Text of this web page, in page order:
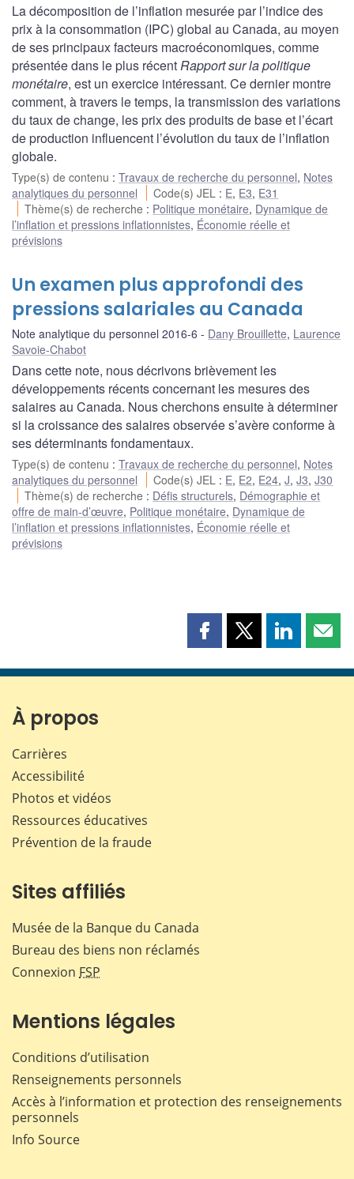
La décomposition de l’inflation mesurée par l’indice des
prix à la consommation (IPC) global au Canada, au moyen
de ses principaux facteurs macroéconomiques, comme
présentée dans le plus récentRapport sur la politique
monétaire, est un exercice intéressant. Ce dernier montre
comment, à travers le temps, la transmission des variations
du taux de change, les prix des produits de base et l’écart
de production influencent l’évolution du taux de l’inflation
globale.
Type(s) de contenu : Travaux de recherche du personnel, Notes
analytiques du personnel
Code(s) JEL : E, E3, E31
Thème(s) de recherche : Politique monétaire, Dynamique de
l’inflation et pressions inflationnistes, Économie réelle et
prévisions
Un examen plus approfondi des
pressions salariales au Canada
Note analytique du personnel 2016-6 Dany Brouillette, Laurence
Savoie-Chabot
Dans cette note, nous décrivons brièvement les
développements récents concernant les mesures des
salaires au Canada. Nous cherchons ensuite à déterminer
si la croissance des salaires observée s’avère conforme à
ses déterminants fondamentaux.
Type(s) de contenu : Travaux de recherche du personnel, Notes
analytiques du personnel
Code(s) JEL : E, E2, E24,J,J3,J30
Thème(s) de recherche : Défis structurels, Démographie et
offre de main-d’œuvre, Politique monétaire, Dynamique de
l’inflation et pressions inflationnistes, Économie réelle et
prévisions
Partager
page
Partager
page
Partager
page page
À propos
Carrières
Accessibilité
Photos et vidéos
Ressources éducatives
Prévention de la fraude
Sites affiliés
Musée de la Banque du Canada
Bureau des biens non réclamés
Connexion FSP
Mentions légales
Conditions d’utilisation
Renseignements personnels
Accès à l’information et protection des renseignements
personnels
Info Source